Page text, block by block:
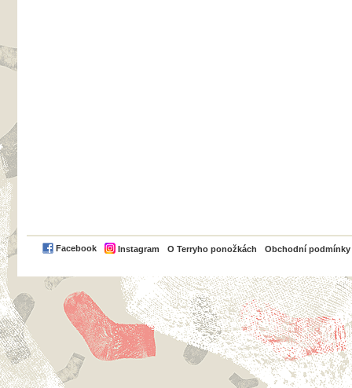
Facebook Instagram O Terryho ponožkách Obchodní podmínky
PayPal